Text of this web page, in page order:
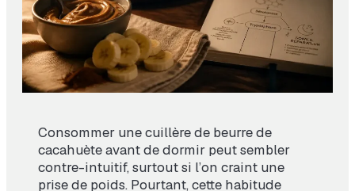
Consommer une cuillère de beurre de
cacahuète avant de dormir peut sembler
contre-intuitif, surtout si l’on craint une
prise de poids. Pourtant, cette habitude